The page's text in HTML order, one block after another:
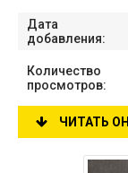
Дата
добавления:
Количество
просмотров:
ЧИТАТЬ